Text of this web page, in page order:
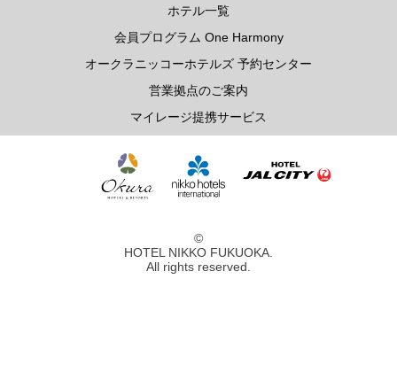
ホテル一覧
会員プログラム One Harmony
オークラニッコーホテルズ 予約センター
営業拠点のご案内
マイレージ提携サービス
©
HOTEL NIKKO FUKUOKA.
All rights reserved.
TEL 092-482-1163
2F 中国料理
お席のご予約